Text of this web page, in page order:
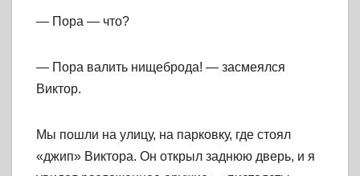
— Пора — что?
— Пора валить нищеброда! — засмеялся
Виктор.
Мы пошли на улицу, на парковку, где стоял
«джип» Виктора. Он открыл заднюю дверь, и я